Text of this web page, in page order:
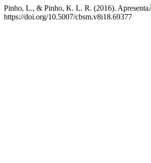
Pinho, L., & Pinho, K. L. R. (2016).
https://doi.org/10.5007/cbsm.v8i18.69377